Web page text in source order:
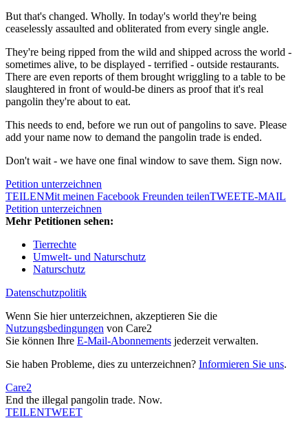
But that's changed. Wholly. In today's world they're being
ceaselessly assaulted and obliterated from every single angle.
They're being ripped from the wild and shipped across the world -
sometimes alive, to be displayed - terrified - outside restaurants.
There are even reports of them brought wriggling to a table to be
slaughtered in front of would-be diners as proof that it's real
pangolin they're about to eat.
This needs to end, before we run out of pangolins to save. Please
add your name now to demand the pangolin trade is ended.
Don't wait - we have one final window to save them. Sign now.
Petition unterzeichnen
TEILENMit meinen Facebook Freunden teilenTWEETE-MAIL
Petition unterzeichnen
Mehr Petitionen sehen:
Tierrechte
Umwelt- und Naturschutz
Naturschutz
Datenschutzpolitik
Wenn Sie hier unterzeichnen, akzeptieren Sie die
Nutzungsbedingungen von Care2
Sie können Ihre E-Mail-Abonnements jederzeit verwalten.
Sie haben Probleme, dies zu unterzeichnen? Informieren Sie uns.
Care2
End the illegal pangolin trade. Now.
TEILENTWEET